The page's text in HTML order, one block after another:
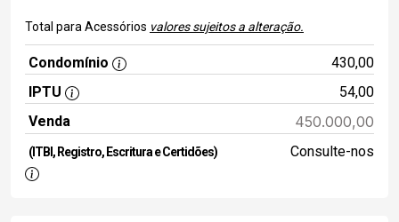
Total para Acessórios valores sujeitos a alteração.
Condomínio
430,00
IPTU
54,00
Venda
450.000,00
(ITBI, Registro, Escritura e Certidões) Consulte-nos